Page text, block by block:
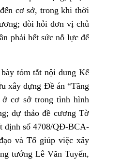
cơ sở, trong khi thời
đòi hỏi đơn vị chủ
phải hết sức nỗ lực để
tóm tắt nội dung Kế
xây dựng Đề án “Tăng
ở cơ sở trong tình hình
dự thảo đề cương Tờ
định số 4708/QĐ-BCA-
và Tổ giúp việc xây
tướng Lê Văn Tuyến,